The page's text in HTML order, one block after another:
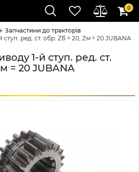
0
Запчастини до тракторів
ред. ст. обр. Zб = 20, Zм = 20 JUBANA
1-й ступ. ред. ст.
= 20 JUBANA